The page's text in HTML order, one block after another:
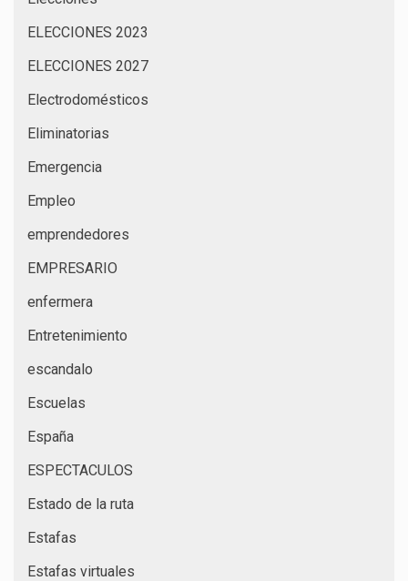
ELECCIONES 2023
ELECCIONES 2027
Electrodomésticos
Eliminatorias
Emergencia
Empleo
emprendedores
EMPRESARIO
enfermera
Entretenimiento
escandalo
Escuelas
España
ESPECTACULOS
Estado de la ruta
Estafas
Estafas virtuales